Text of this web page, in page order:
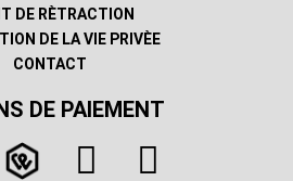
DE RÈTRACTION
DE LA VIE PRIVÈE
CONTACT
DE PAIEMENT